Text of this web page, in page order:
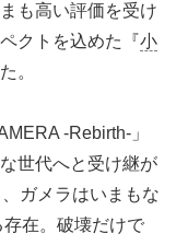
も高い評価を受け
クトを込めた『小
。
-Rebirth-」
世代へと受け継が
ガメラはいまもな
存在。破壊だけで